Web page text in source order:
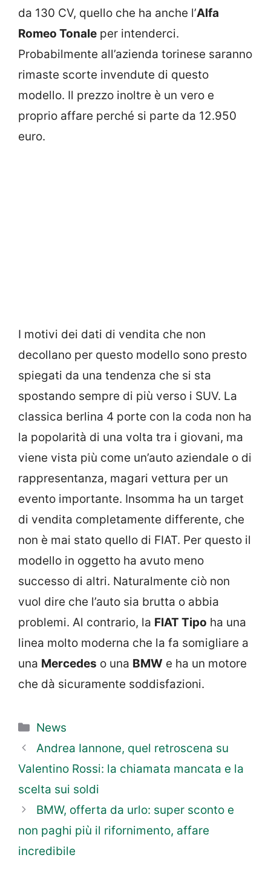
da 130 CV, quello che ha anche l’Alfa
Romeo Tonale per intenderci.
Probabilmente all’azienda torinese saranno
rimaste scorte invendute di questo
modello. Il prezzo inoltre è un vero e
proprio affare perché si parte da 12.950
euro.
I motivi dei dati di vendita che non
decollano per questo modello sono presto
spiegati da una tendenza che si sta
spostando sempre di più verso i SUV. La
classica berlina 4 porte con la coda non ha
la popolarità di una volta tra i giovani, ma
viene vista più come un’auto aziendale o di
rappresentanza, magari vettura per un
evento importante. Insomma ha un target
di vendita completamente differente, che
non è mai stato quello di FIAT. Per questo il
modello in oggetto ha avuto meno
successo di altri. Naturalmente ciò non
vuol dire che l’auto sia brutta o abbia
problemi. Al contrario, la FIAT Tipo ha una
linea molto moderna che la fa somigliare a
una Mercedes o una BMW e ha un motore
che dà sicuramente soddisfazioni.
Categorie
News
Andrea Iannone, quel retroscena su
Valentino Rossi: la chiamata mancata e la
scelta sui soldi
BMW, offerta da urlo: super sconto e
non paghi più il rifornimento, affare
incredibile